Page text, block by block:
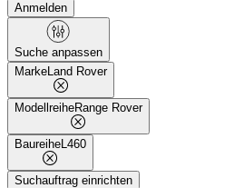
Anmelden
Suche anpassen
MarkeLand Rover
ModellreiheRange Rover
BaureiheL460
Suchauftrag einrichten